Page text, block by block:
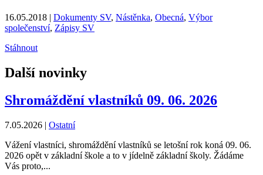
16.05.2018 | Dokumenty SV, Nástěnka, Obecná, Výbor
společenství, Zápisy SV
Stáhnout
Další novinky
Shromáždění vlastníků 09. 06. 2026
7.05.2026 | Ostatní
Vážení vlastníci, shromáždění vlastníků se letošní rok koná 09. 06.
2026 opět v základní škole a to v jídelně základní školy. Žádáme
Vás proto,...